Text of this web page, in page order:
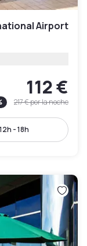
Airport
112 €
217 €por la noche
12h - 18h